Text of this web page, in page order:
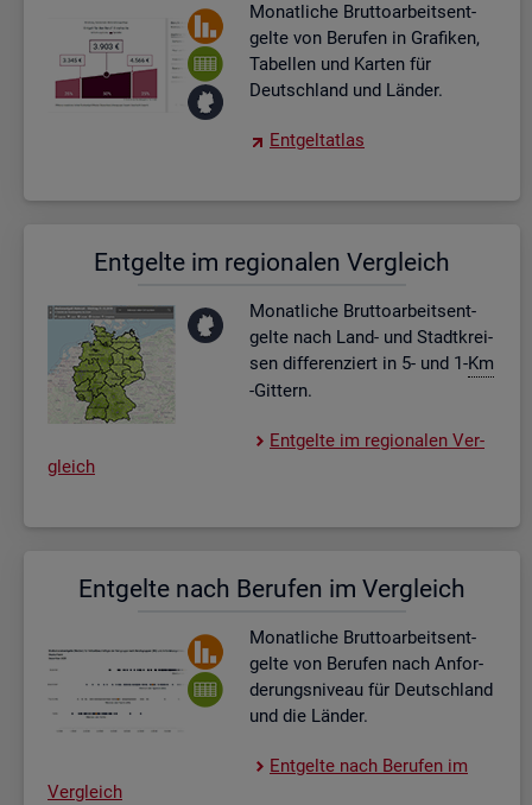
Mo­nat­li­che Brut­to­ar­beits­ent­
gel­te von Be­ru­fen in Gra­fi­ken,
Ta­bel­len und Kar­ten für
Deutsch­land und Län­der.
Ent­gel­t­at­las
Ent­gel­te im re­gio­na­len Ver­gleich
Mo­nat­li­che Brut­to­ar­beits­ent­
gel­te nach Land- und Stadt­krei­
sen dif­fe­ren­ziert in 5- und 1-Km
-Git­tern.
Ent­gel­te im re­gio­na­len Ver­
gleich
Ent­gel­te nach Be­ru­fen im Ver­gleich
Mo­nat­li­che Brut­to­ar­beits­ent­
gel­te von Be­ru­fen nach An­for­
de­rungs­ni­veau für Deutsch­land
und die Län­der.
Ent­gel­te nach Be­ru­fen im
Ver­gleich